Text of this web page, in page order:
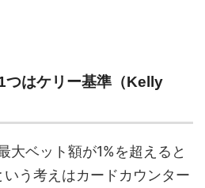
つはケリー基準（Kelly
大ベット額が1%を超えると
う考えはカードカウンター